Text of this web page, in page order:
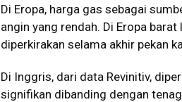
Di Eropa, harga gas sebagai
angin yang rendah. Di Eropa
diperkirakan selama akhir pekan
Di Inggris, dari data Revinitiv,
signifikan dibanding dengan